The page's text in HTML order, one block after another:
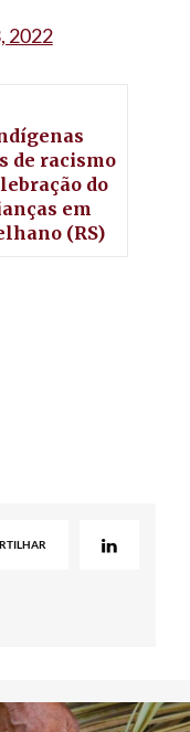
2022
de racismo
do
em
(RS)